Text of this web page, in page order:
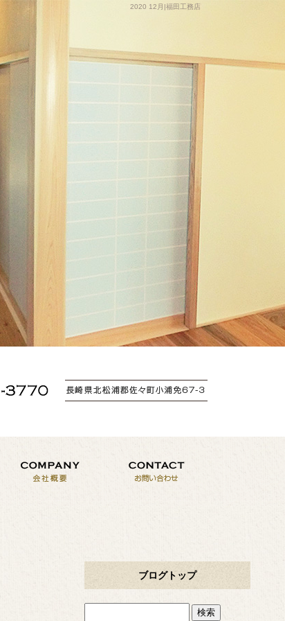
2020 12月|福田工務店
ブログトップ